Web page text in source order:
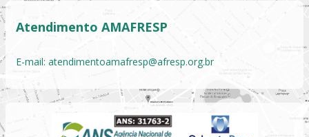
Atendimento AMAFRESP
E-mail: atendimentoamafresp@afresp.org.br